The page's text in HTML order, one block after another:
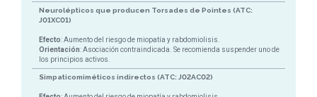
Neurolépticos que producen Torsades de Pointes (ATC:
J01XC01)
Efecto: Aumento del riesgo de miopatía y rabdomiolisis.
Orientación: Asociación contraindicada. Se recomienda suspender uno de
los principios activos.
Simpaticomiméticos indirectos (ATC: J02AC02)